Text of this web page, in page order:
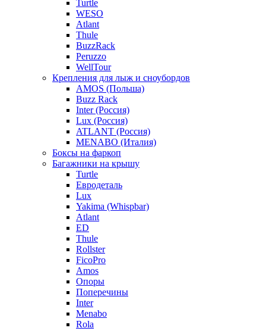
Turtle
WESO
Atlant
Thule
BuzzRack
Peruzzo
WellTour
Крепления для лыж и сноубордов
AMOS (Польша)
Buzz Rack
Inter (Россия)
Lux (Россия)
ATLANT (Россия)
MENABO (Италия)
Боксы на фаркоп
Багажники на крышу
Turtle
Евродеталь
Lux
Yakima (Whispbar)
Atlant
ED
Thule
Rollster
FicoPro
Amos
Опоры
Поперечины
Inter
Menabo
Rola